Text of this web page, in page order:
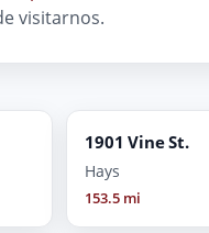
visitarnos.
1901 Vine St.
Hays
153.5 mi